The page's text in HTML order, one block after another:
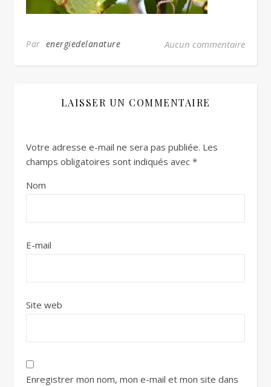
Par energiedelanature Aucun commentaire
LAISSER UN COMMENTAIRE
Votre adresse e-mail ne sera pas publiée. Les
champs obligatoires sont indiqués avec *
Nom
E-mail
Site web
Enregistrer mon nom, mon e-mail et mon site dans